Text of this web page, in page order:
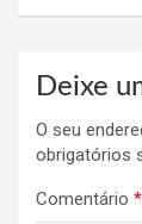
Deixe
O seu
obrigatórios
Comentário *